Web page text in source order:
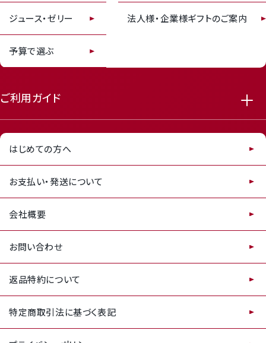
ジュース・ゼリー
予算で選ぶ
法人様・企業様ギフトのご案内
ご利用ガイド
はじめての方へ
お支払い・発送について
会社概要
お問い合わせ
返品特約について
特定商取引法に基づく表記